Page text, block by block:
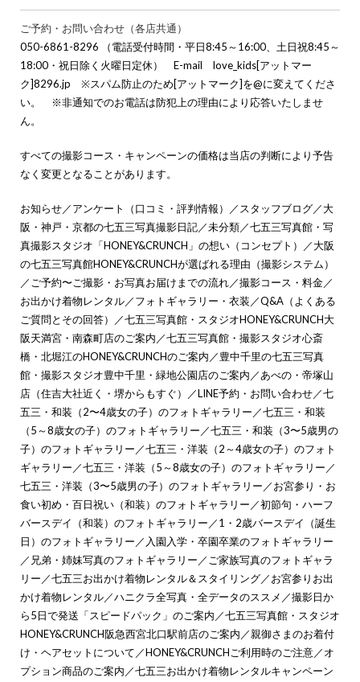
ご予約・お問い合わせ（各店共通）
050-6861-8296 （電話受付時間・平日8:45～16:00、土日祝8:45～
18:00・祝日除く火曜日定休） E-mail love_kids[アットマー
ク]8296.jp ※スパム防止のため[アットマーク]を@に変えてくださ
い。 ※非通知でのお電話は防犯上の理由により応答いたしませ
ん。
すべての撮影コース・キャンペーンの価格は当店の判断により予告
なく変更となることがあります。
お知らせ／アンケート（口コミ・評判情報） ／ スタッフブログ／大
阪・神戸・京都の七五三写真撮影日記／未分類／七五三写真館・写
真撮影スタジオ「HONEY&CRUNCH」の想い（コンセプト）
／大阪
の七五三写真館HONEY&CRUNCHが選ばれる理由（撮影システム）
／ ご予約〜ご撮影・お写真お届けまでの流れ／撮影コース・料金／
お出かけ着物レンタル／フォトギャラリー・衣装 ／Q&A（よくある
ご質問とその回答）
／七五三写真館・スタジオHONEY&CRUNCH大
阪天満宮・南森町店のご案内 ／七五三写真館・撮影スタジオ心斎
橋・北堀江のHONEY&CRUNCHのご案内 ／豊中千里の七五三写真
館・撮影スタジオ豊中千里・緑地公園店のご案内 ／あべの・帝塚山
店（住吉大社近く・堺からもすぐ）
／LINE予約・お問い合わせ／七
五三・和装（2〜4歳女の子）のフォトギャラリー ／七五三・和装
（5～8歳女の子）のフォトギャラリー ／七五三・和装（3〜5歳男の
子）のフォトギャラリー ／七五三・洋装（2～4歳女の子）のフォト
ギャラリー ／七五三・洋装（5～8歳女の子）のフォトギャラリー ／
七五三・洋装（3〜5歳男の子）のフォトギャラリー ／お宮参り・お
食い初め・百日祝い（和装）のフォトギャラリー ／初節句・ハーフ
バースデイ（和装）のフォトギャラリー ／1・2歳バースデイ（誕生
日）のフォトギャラリー ／ 入園入学・卒園卒業のフォトギャラリー
／ 兄弟・姉妹写真のフォトギャラリー ／ ご家族写真のフォトギャラ
リー ／七五三お出かけ着物レンタル＆スタイリング／お宮参りお出
かけ着物レンタル／ハニクラ全写真・全データのススメ ／撮影日か
ら5日で発送「スピードパック」のご案内 ／七五三写真館・スタジオ
HONEY&CRUNCH阪急西宮北口駅前店のご案内 ／親御さまのお着付
け・ヘアセットについて ／HONEY&CRUNCHご利用時のご注意／オ
プション商品のご案内 ／七五三お出かけ着物レンタルキャンペーン